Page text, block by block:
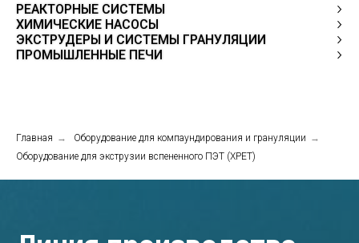
РЕАКТОРНЫЕ СИСТЕМЫ
ХИМИЧЕСКИЕ НАСОСЫ
ЭКСТРУДЕРЫ И СИСТЕМЫ ГРАНУЛЯЦИИ
ПРОМЫШЛЕННЫЕ ПЕЧИ
Главная → Оборудование для компаундирования и грануляции →
Оборудование для экструзии вспененного ПЭТ (XPET)